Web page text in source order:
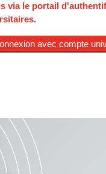
via le portail